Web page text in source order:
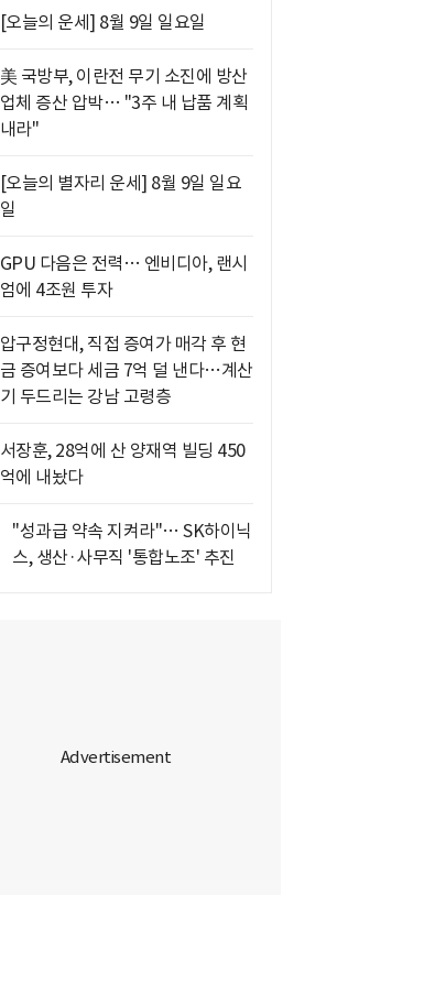
[오늘의 운세] 8월 9일 일요일
美 국방부, 이란전 무기 소진에 방산
업체 증산 압박… "3주 내 납품 계획
내라"
[오늘의 별자리 운세] 8월 9일 일요
일
GPU 다음은 전력… 엔비디아, 랜시
엄에 4조원 투자
압구정현대, 직접 증여가 매각 후 현
금 증여보다 세금 7억 덜 낸다…계산
기 두드리는 강남 고령층
서장훈, 28억에 산 양재역 빌딩 450
억에 내놨다
"성과급 약속 지켜라"… SK하이닉
스, 생산·사무직 '통합노조' 추진